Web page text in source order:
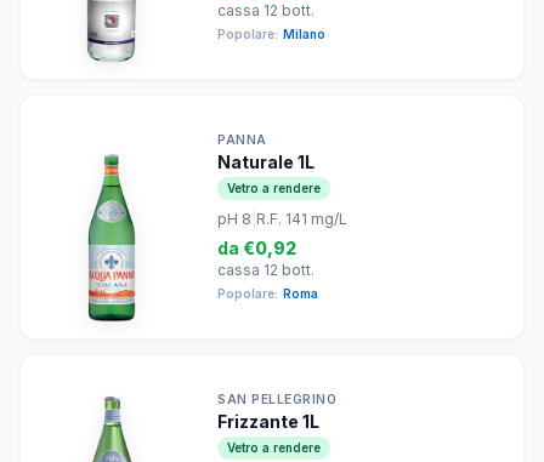
cassa 12 bott.
Popolare: Milano
PANNA
Naturale 1L
Vetro a rendere
pH 8 R.F. 141 mg/L
da €0,92
cassa 12 bott.
Popolare: Roma
SAN PELLEGRINO
Frizzante 1L
Vetro a rendere